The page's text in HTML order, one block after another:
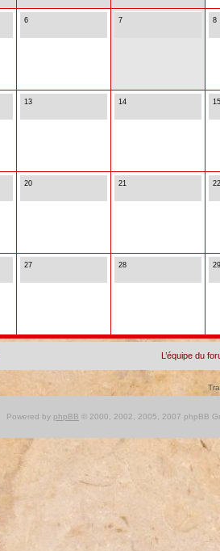
6 7 8
13 14 15
20 21 22
27 28 29
L’équipe du
Powered by phpBB © 2000, 2002, 2005, 2007 phpBB